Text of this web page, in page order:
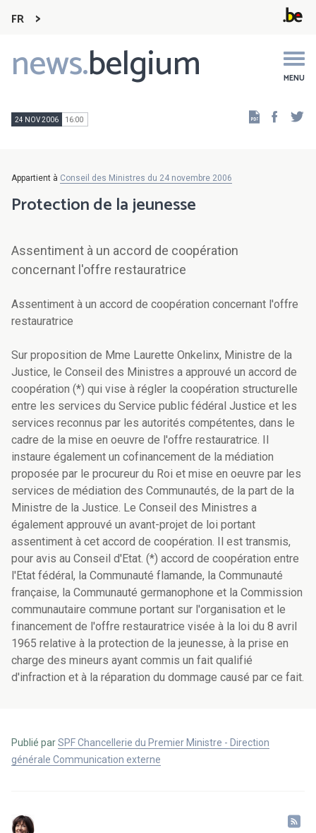
FR
news.belgium MENU
Main
navigation
24 NOV 2006 16:00
Appartient à Conseil des Ministres du 24 novembre 2006
Protection de la jeunesse
Assentiment à un accord de coopération
concernant l'offre restauratrice
Assentiment à un accord de coopération concernant l'offre
restauratrice
Sur proposition de Mme Laurette Onkelinx, Ministre de la
Justice, le Conseil des Ministres a approuvé un accord de
coopération (*) qui vise à régler la coopération structurelle
entre les services du Service public fédéral Justice et les
services reconnus par les autorités compétentes, dans le
cadre de la mise en oeuvre de l'offre restauratrice. Il
instaure également un cofinancement de la médiation
proposée par le procureur du Roi et mise en oeuvre par les
services de médiation des Communautés, de la part de la
Ministre de la Justice. Le Conseil des Ministres a
également approuvé un avant-projet de loi portant
assentiment à cet accord de coopération. Il est transmis,
pour avis au Conseil d'Etat. (*) accord de coopération entre
l'Etat fédéral, la Communauté flamande, la Communauté
française, la Communauté germanophone et la Commission
communautaire commune portant sur l'organisation et le
financement de l'offre restauratrice visée à la loi du 8 avril
1965 relative à la protection de la jeunesse, à la prise en
charge des mineurs ayant commis un fait qualifié
d'infraction et à la réparation du dommage causé par ce fait.
Publié parSPF Chancellerie du Premier Ministre - Direction
générale Communication externe